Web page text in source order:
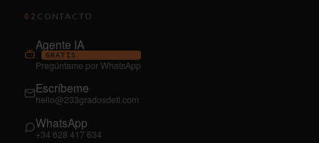
02 CONTACTO
Agente IA
GRATIS
Pregúntame por WhatsApp
Escríbeme
hello@233gradosdeti.com
WhatsApp
+34 628 417 634